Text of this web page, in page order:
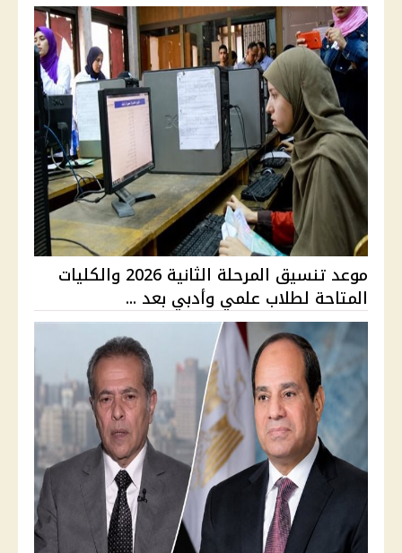
موعد تنسيق المرحلة الثانية 2026 والكليات
المتاحة لطلاب علمي وأدبي بعد ...